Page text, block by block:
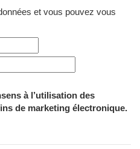
et vous pouvez vous
à l’utilisation des
de marketing électronique.